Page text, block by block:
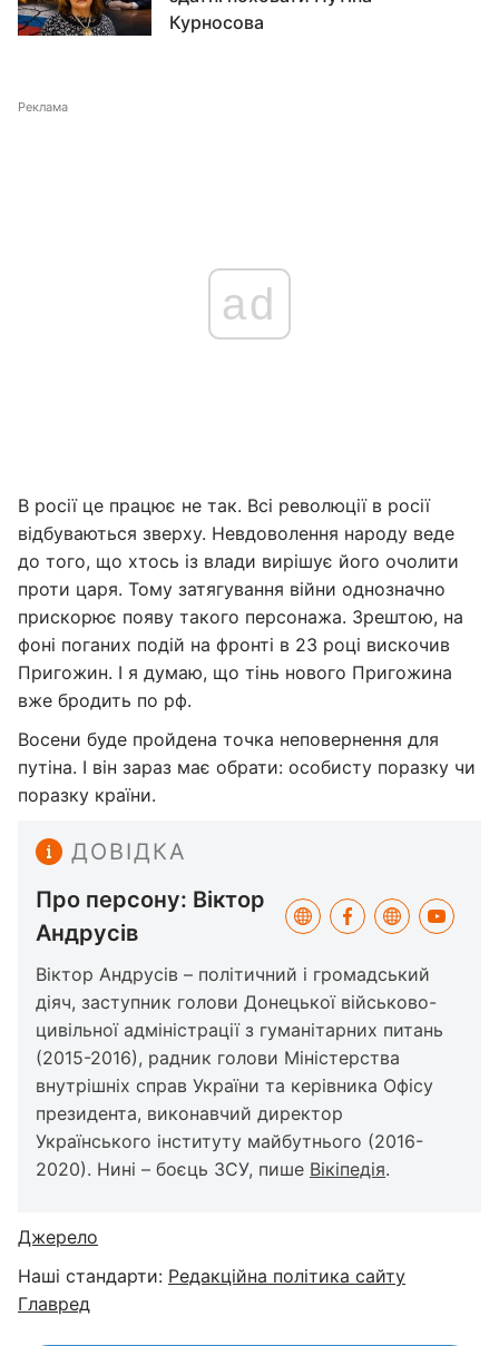
Курносова
Реклама
ad
В росії це працює не так. Всі революції в росії
відбуваються зверху. Невдоволення народу веде
до того, що хтось із влади вирішує його очолити
проти царя. Тому затягування війни однозначно
прискорює появу такого персонажа. Зрештою, на
фоні поганих подій на фронті в 23 році вискочив
Пригожин. І я думаю, що тінь нового Пригожина
вже бродить по рф.
Восени буде пройдена точка неповернення для
путіна. І він зараз має обрати: особисту поразку чи
поразку країни.
ДОВІДКА
Про персону: Віктор
Андрусів
Віктор Андрусів – політичний і громадський
діяч, заступник голови Донецької військово-
цивільної адміністрації з гуманітарних питань
(2015-2016), радник голови Міністерства
внутрішніх справ України та керівника Офісу
президента, виконавчий директор
Українського інституту майбутнього (2016-
2020). Нині – боєць ЗСУ, пише Вікіпедія.
Джерело
Наші стандарти: Редакційна політика сайту
Главред